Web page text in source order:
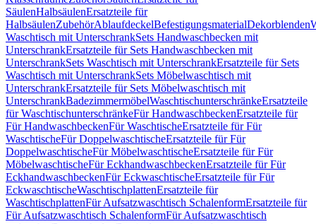
SäulenHalbsäulenErsatzteile für
HalbsäulenZubehörAblaufdeckelBefestigungsmaterialDekorblenden
Waschtisch mit UnterschrankSets Handwaschbecken mit
UnterschrankErsatzteile für Sets Handwaschbecken mit
UnterschrankSets Waschtisch mit UnterschrankErsatzteile für Sets
Waschtisch mit UnterschrankSets Möbelwaschtisch mit
UnterschrankErsatzteile für Sets Möbelwaschtisch mit
UnterschrankBadezimmermöbelWaschtischunterschränkeErsatzteile
für WaschtischunterschränkeFür HandwaschbeckenErsatzteile für
Für HandwaschbeckenFür WaschtischeErsatzteile für Für
WaschtischeFür DoppelwaschtischeErsatzteile für Für
DoppelwaschtischeFür MöbelwaschtischeErsatzteile für Für
MöbelwaschtischeFür EckhandwaschbeckenErsatzteile für Für
EckhandwaschbeckenFür EckwaschtischeErsatzteile für Für
EckwaschtischeWaschtischplattenErsatzteile für
WaschtischplattenFür Aufsatzwaschtisch SchalenformErsatzteile für
Für Aufsatzwaschtisch SchalenformFür Aufsatzwaschtisch